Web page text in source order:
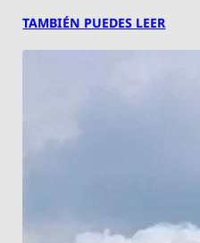
TAMBIÉN PUEDES LEER